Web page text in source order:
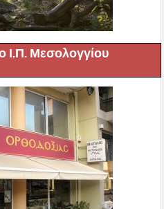
Ι.Π. Μεσολογγίου